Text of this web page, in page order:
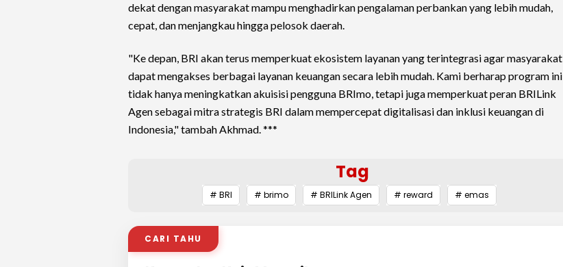
dekat dengan masyarakat mampu menghadirkan pengalaman perbankan yang lebih mudah,
cepat, dan menjangkau hingga pelosok daerah.
"Ke depan, BRI akan terus memperkuat ekosistem layanan yang terintegrasi agar masyarakat
dapat mengakses berbagai layanan keuangan secara lebih mudah. Kami berharap program ini
tidak hanya meningkatkan akuisisi pengguna BRImo, tetapi juga memperkuat peran BRILink
Agen sebagai mitra strategis BRI dalam mempercepat digitalisasi dan inklusi keuangan di
Indonesia," tambah Akhmad. ***
Tag
# BRI # brimo # BRILink Agen # reward # emas
CARI TAHU